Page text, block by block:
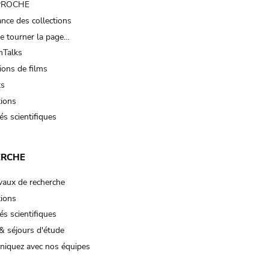
des collections
tourner la page…
de films
scientifiques
de recherche
scientifiques
séjours d'étude
avec nos équipes